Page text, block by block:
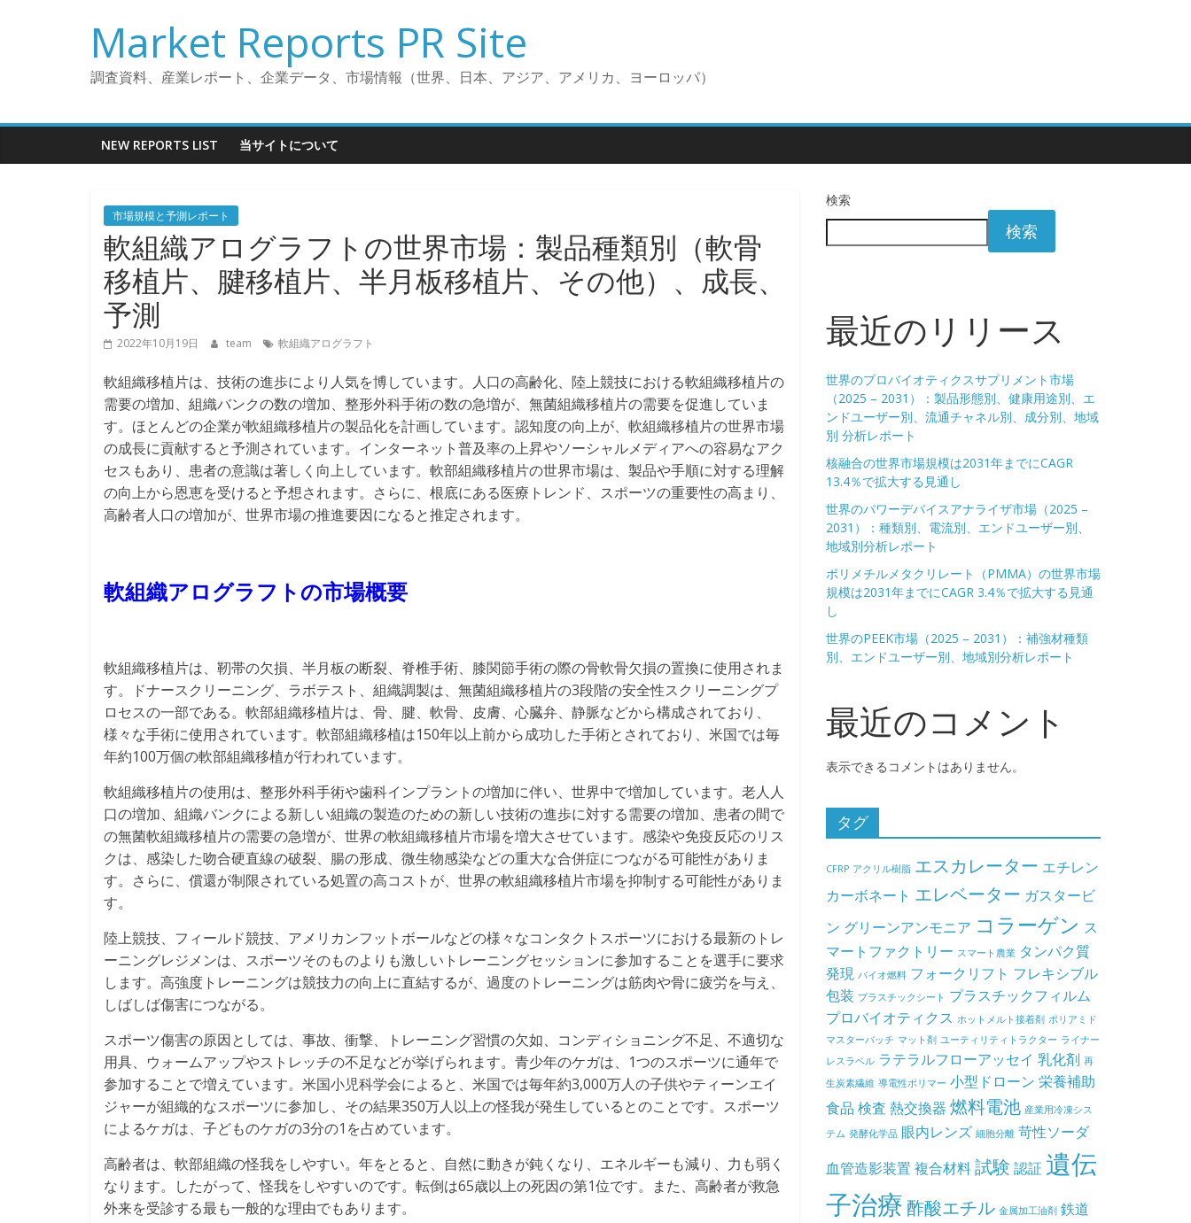
へ
キ
Market Reports PR Site
調査資料、産業レポート、企業データ、市場情報（世界、日本、アジア、アメリカ、ヨーロッパ）
NEW REPORTS LIST 当サイトについて
市場規模と予測レポート
軟組織アログラフトの世界市場：製品種類別（軟骨
移植片、腱移植片、半月板移植片、その他）、成長、
予測
2022年10月19日 team 軟組織アログラフト
軟組織移植片は、技術の進歩により人気を博しています。人口の高齢化、陸上競技における軟組織移植片の
需要の増加、組織バンクの数の増加、整形外科手術の数の急増が、無菌組織移植片の需要を促進していま
す。ほとんどの企業が軟組織移植片の製品化を計画しています。認知度の向上が、軟組織移植片の世界市場
の成長に貢献すると予測されています。インターネット普及率の上昇やソーシャルメディアへの容易なアク
セスもあり、患者の意識は著しく向上しています。軟部組織移植片の世界市場は、製品や手順に対する理解
の向上から恩恵を受けると予想されます。さらに、根底にある医療トレンド、スポーツの重要性の高まり、
高齢者人口の増加が、世界市場の推進要因になると推定されます。
軟組織アログラフトの市場概要
軟組織移植片は、靭帯の欠損、半月板の断裂、脊椎手術、膝関節手術の際の骨軟骨欠損の置換に使用されま
す。ドナースクリーニング、ラボテスト、組織調製は、無菌組織移植片の3段階の安全性スクリーニングプ
ロセスの一部である。軟部組織移植片は、骨、腱、軟骨、皮膚、心臓弁、静脈などから構成されており、
様々な手術に使用されています。軟部組織移植は150年以上前から成功した手術とされており、米国では毎
年約100万個の軟部組織移植が行われています。
軟組織移植片の使用は、整形外科手術や歯科インプラントの増加に伴い、世界中で増加しています。老人人
口の増加、組織バンクによる新しい組織の製造のための新しい技術の進歩に対する需要の増加、患者の間で
の無菌軟組織移植片の需要の急増が、世界の軟組織移植片市場を増大させています。感染や免疫反応のリス
クは、感染した吻合硬直線の破裂、腸の形成、微生物感染などの重大な合併症につながる可能性がありま
す。さらに、償還が制限されている処置の高コストが、世界の軟組織移植片市場を抑制する可能性がありま
す。
陸上競技、フィールド競技、アメリカンフットボールなどの様々なコンタクトスポーツにおける最新のトレ
ーニングレジメンは、スポーツそのものよりも激しいトレーニングセッションに参加することを選手に要求
します。高強度トレーニングは競技力の向上に直結するが、過度のトレーニングは筋肉や骨に疲労を与え、
しばしば傷害につながる。
スポーツ傷害の原因としては、事故、衝撃、トレーニング習慣の欠如、コンディショニング不足、不適切な
用具、ウォームアップやストレッチの不足などが挙げられます。青少年のケガは、1つのスポーツに通年で
参加することで増えています。米国小児科学会によると、米国では毎年約3,000万人の子供やティーンエイ
ジャーが組織的なスポーツに参加し、その結果350万人以上の怪我が発生しているとのことです。スポーツ
によるケガは、子どものケガの3分の1を占めています。
高齢者は、軟部組織の怪我をしやすい。年をとると、自然に動きが鈍くなり、エネルギーも減り、力も弱く
なります。したがって、怪我をしやすいのです。転倒は65歳以上の死因の第1位です。また、高齢者が救急
外来を受診する最も一般的な理由でもあります。
検索
検索
最近のリリース
世界のプロバイオティクスサプリメント市場
（2025 – 2031）：製品形態別、健康用途別、エ
ンドユーザー別、流通チャネル別、成分別、地域
別 分析レポート
核融合の世界市場規模は2031年までにCAGR
13.4％で拡大する見通し
世界のパワーデバイスアナライザ市場（2025 –
2031）：種類別、電流別、エンドユーザー別、
地域別分析レポート
ポリメチルメタクリレート（PMMA）の世界市場
規模は2031年までにCAGR 3.4％で拡大する見通
し
世界のPEEK市場（2025 – 2031）：補強材種類
別、エンドユーザー別、地域別分析レポート
最近のコメント
表示できるコメントはありません。
タグ
CFRP アクリル樹脂 エスカレーター エチレン
カーボネート エレベーター ガスタービ
ン グリーンアンモニア コラーゲン ス
マートファクトリー スマート農業 タンパク質
発現 バイオ燃料 フォークリフト フレキシブル
包装 プラスチックシート プラスチックフィルム
プロバイオティクス ホットメルト接着剤 ポリアミド
マスターバッチ マット剤 ユーティリティトラクター ライナー
レスラベル ラテラルフローアッセイ 乳化剤 再
生炭素繊維 導電性ポリマー 小型ドローン 栄養補助
食品 検査 熱交換器 燃料電池 産業用冷凍シス
テム 発酵化学品 眼内レンズ 細胞分離 苛性ソーダ
血管造影装置 複合材料試験 認証 遺伝
子治療 酢酸エチル 金属加工油剤 鉄道